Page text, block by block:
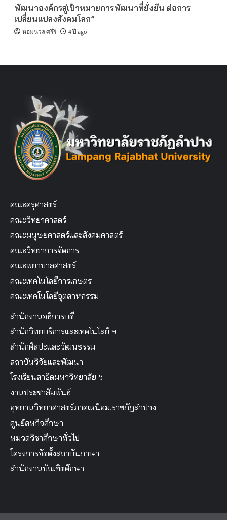
พัฒนาองค์กรสู่เป้าหมายการพัฒนาที่ยั่งยืน ต่อการ
เปลี่ยนแปลงสังคมโลก”
หอมนวล ศรีริ 4 ปี ago
คณะครุศาสตร์
คณะวิทยาศาสตร์
คณะมนุษยศาสตร์และสังคมศาสตร์
คณะวิทยาการจัดการ
คณะพยาบาลศาสตร์
คณะเทคโนโลยีการเกษตร
คณะเทคโนโลยีอุตสาหกรรม
สำนักงานอธิการบดี
สำนักวิทยบริการและเทคโนโลยี ฯ
สำนักศิลปะและวัฒนธรรม
สถาบันวิจัยและพัฒนา
โรงเรียนสาธิตมหาวิทยาลัย ฯ
งานประชาสัมพันธ์
อุทยานวิทยาศาสตร์ภาคเหนือม.ราชภัฏลำปาง
ศูนย์สหกิจศึกษา
หมวดวิชาศึกษาทั่วไป
โครงการจัดตั้งสถาบันภาษา
สำนักงานบัณฑิตศึกษา